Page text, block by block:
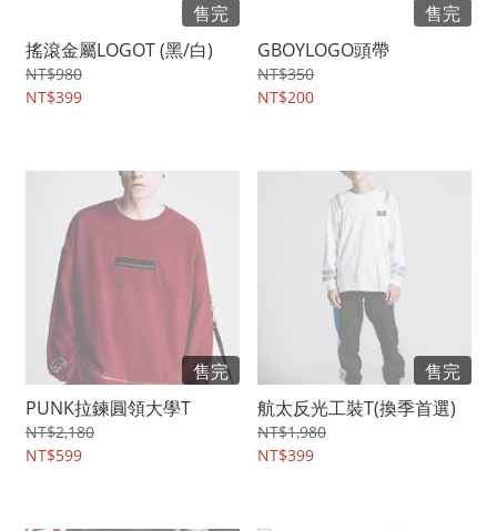
售完
搖滾金屬LOGOT (黑/白)
NT$980
NT$399
售完
GBOYLOGO頭帶
NT$350
NT$200
售完
PUNK拉鍊圓領大學T
NT$2,180
NT$599
售完
航太反光工裝T(換季首選)
NT$1,980
NT$399